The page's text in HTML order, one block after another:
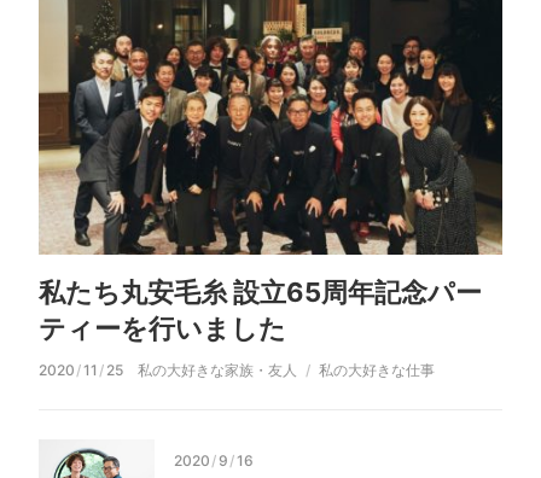
2020 /11 / 25
私たち丸安毛糸 設立65周年記念パー
ティーを行いました
私の大好きな家族・友人 私の大好きな仕事
2020 /9 /16